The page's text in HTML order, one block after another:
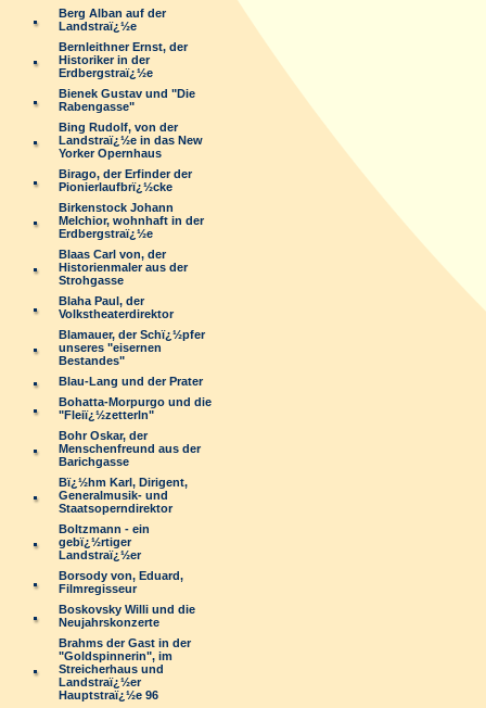
Berg Alban auf der
Landstraï¿½e
Bernleithner Ernst, der
Historiker in der
Erdbergstraï¿½e
Bienek Gustav und "Die
Rabengasse"
Bing Rudolf, von der
Landstraï¿½e in das New
Yorker Opernhaus
Birago, der Erfinder der
Pionierlaufbrï¿½cke
Birkenstock Johann
Melchior, wohnhaft in der
Erdbergstraï¿½e
Blaas Carl von, der
Historienmaler aus der
Strohgasse
Blaha Paul, der
Volkstheaterdirektor
Blamauer, der Schï¿½pfer
unseres "eisernen
Bestandes"
Blau-Lang und der Prater
Bohatta-Morpurgo und die
"Fleiï¿½zetterln"
Bohr Oskar, der
Menschenfreund aus der
Barichgasse
Bï¿½hm Karl, Dirigent,
Generalmusik- und
Staatsoperndirektor
Boltzmann - ein
gebï¿½rtiger
Landstraï¿½er
Borsody von, Eduard,
Filmregisseur
Boskovsky Willi und die
Neujahrskonzerte
Brahms der Gast in der
"Goldspinnerin", im
Streicherhaus und
Landstraï¿½er
Hauptstraï¿½e 96